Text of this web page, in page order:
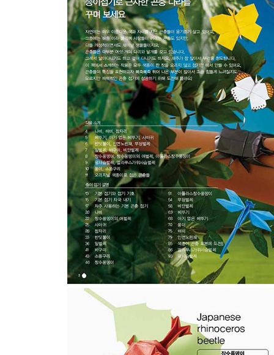
반딧불이
잎벌레
바구미
소똥구리
장수풍뎅이
아틀라스장수풍뎅이
무당벌레
비단벌레
메뚜기
아기 업은 메뚜기
풍이
매미
인면노린재
색종이 곤충 표본에 도전!!
엘라푸스가위사슴벌레
왕사슴벌레